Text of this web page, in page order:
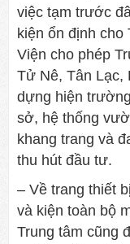
việc tạm trước
kiện ổn định
Viện cho phép
Tử Nê, Tân Lạc,
dựng hiện
sở, hệ thống
khang trang và
thu hút đầu tư.
– Về trang thiết
và kiện toàn bộ
Trung tâm cũng